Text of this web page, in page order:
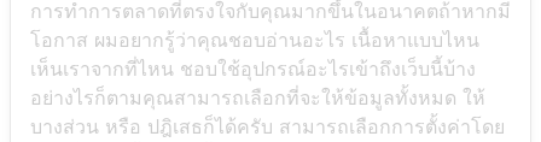
Game 黄俊宏
การทำการตลาดที่ตรงใจกับคุณมากขึ้นในอนาคตถ้าหากมี
โอกาส ผมอยากรู้ว่าคุณชอบอ่านอะไร เนื้อหาแบบไหน
เห็นเราจากที่ไหน ชอบใช้อุปกรณ์อะไรเข้าถึงเว็บนี้บ้าง
อย่างไรก็ตามคุณสามารถเลือกที่จะให้ข้อมูลทั้งหมด ให้
บางส่วน หรือ ปฎิเสธก็ได้ครับ สามารถเลือกการตั้งค่าโดย